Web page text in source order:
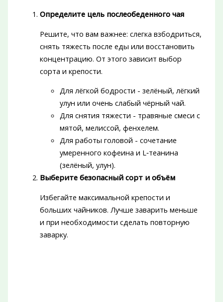
Определите цель послеобеденного чая
Решите, что вам важнее: слегка взбодриться,
снять тяжесть после еды или восстановить
концентрацию. От этого зависит выбор
сорта и крепости.
Для лёгкой бодрости - зелёный, лёгкий
улун или очень слабый чёрный чай.
Для снятия тяжести - травяные смеси с
мятой, мелиссой, фенхелем.
Для работы головой - сочетание
умеренного кофеина и L‑теанина
(зелёный, улун).
Выберите безопасный сорт и объём
Избегайте максимальной крепости и
больших чайников. Лучше заварить меньше
и при необходимости сделать повторную
заварку.